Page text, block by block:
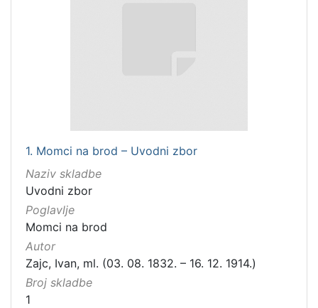
1. Momci na brod – Uvodni zbor
Naziv skladbe
Uvodni zbor
Poglavlje
Momci na brod
Autor
Zajc, Ivan, ml. (03. 08. 1832. – 16. 12. 1914.)
Broj skladbe
1